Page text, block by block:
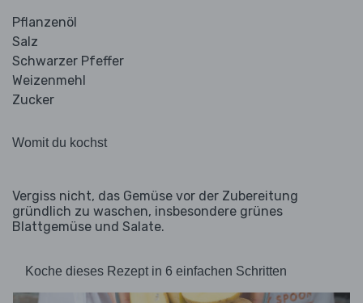
Pflanzenöl
Salz
Schwarzer Pfeffer
Weizenmehl
Zucker
Womit du kochst
Vergiss nicht, das Gemüse vor der Zubereitung
gründlich zu waschen, insbesondere grünes
Blattgemüse und Salate.
Koche dieses Rezept in 6 einfachen Schritten